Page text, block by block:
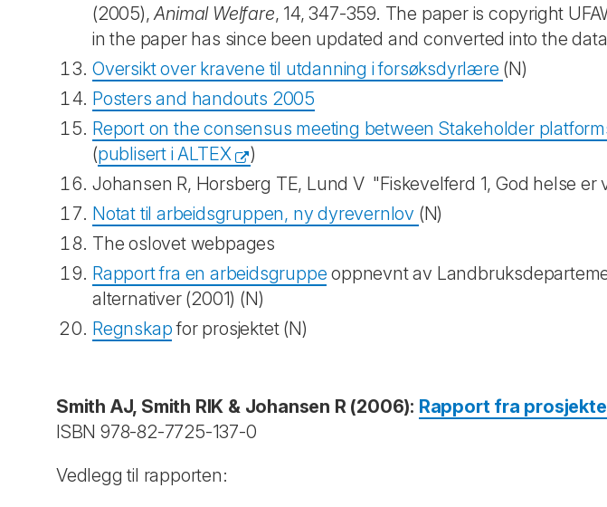
(2005),Animal Welfare, 14, 347-359. The paper is copyright
in the paper has since been updated and converted into the
Oversikt over kravene til utdanning i forsøksdyrlære (N)
Posters and handouts 2005
Report on the consensus meeting between Stakeholder
(publisert i ALTEX
)
Johansen R, Horsberg TE, Lund V "Fiskevelferd 1, God helse er
Notat til arbeidsgruppen, ny dyrevernlov (N)
The oslovet webpages
Rapport fra en arbeidsgruppe oppnevnt av
alternativer (2001) (N)
Regnskapfor prosjektet (N)
Smith AJ, Smith RIK & Johansen R (2006): Rapport fra
ISBN 978-82-7725-137-0
Vedlegg til rapporten: